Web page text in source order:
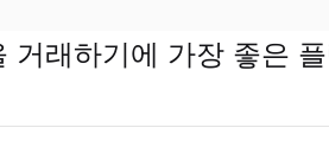
거래하기에 가장 좋은